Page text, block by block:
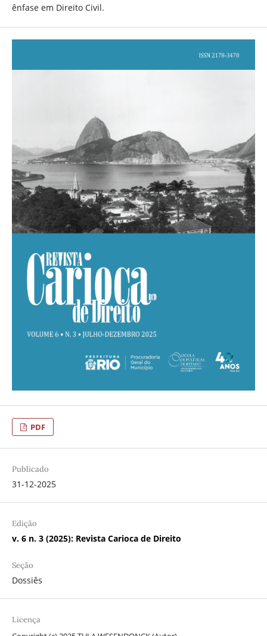
ênfase em Direito Civil.
PDF
Publicado
31-12-2025
Edição
v. 6 n. 3 (2025): Revista Carioca de Direito
Seção
Dossiês
Licença